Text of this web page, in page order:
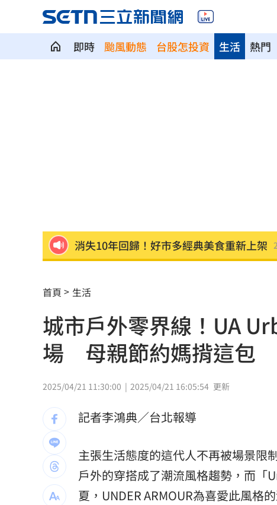
即時 颱風動態 台股怎投資 熱門
生活
消失10年回歸！好市多經典美食重新上架
腦瘤手術醫誤切正常組織 女無法自主呼吸
人妻被嫌上菜慢 遭毒癮小叔斧砍死頭掛樹
男大生遭脫光圍毆亡 主嫌輕度智障判無期
以為益生菌護腎 他餐餐泡菜2週後險洗腎
新／永和豆漿創始人在台北離世 享壽70歲
新／新竹宣布！五峰尖石8校明停課但上班
HIGHLIGHT掀回憶殺 擔心後輩太帥壓力
首頁 生活
城市戶外零界線！UA
場 母親節約媽揹這包
2025/04/21 11:30:00 2025/04/21 16:05:54 更新
記者李鴻典／台北報導
主張生活態度的這代人不再被場景限
戶外的穿搭成了潮流風格趨勢，而
夏，UNDER ARMOUR為喜愛此風格